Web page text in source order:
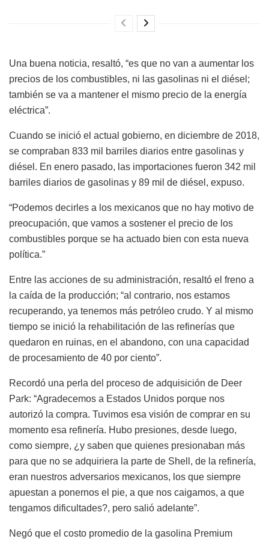
Una buena noticia, resaltó, “es que no van a aumentar los
precios de los combustibles, ni las gasolinas ni el diésel;
también se va a mantener el mismo precio de la energía
eléctrica”.
Cuando se inició el actual gobierno, en diciembre de 2018,
se compraban 833 mil barriles diarios entre gasolinas y
diésel. En enero pasado, las importaciones fueron 342 mil
barriles diarios de gasolinas y 89 mil de diésel, expuso.
“Podemos decirles a los mexicanos que no hay motivo de
preocupación, que vamos a sostener el precio de los
combustibles porque se ha actuado bien con esta nueva
política.”
Entre las acciones de su administración, resaltó el freno a
la caída de la producción; “al contrario, nos estamos
recuperando, ya tenemos más petróleo crudo. Y al mismo
tiempo se inició la rehabilitación de las refinerías que
quedaron en ruinas, en el abandono, con una capacidad
de procesamiento de 40 por ciento”.
Recordó una perla del proceso de adquisición de Deer
Park: “Agradecemos a Estados Unidos porque nos
autorizó la compra. Tuvimos esa visión de comprar en su
momento esa refinería. Hubo presiones, desde luego,
como siempre, ¿y saben que quienes presionaban más
para que no se adquiriera la parte de Shell, de la refinería,
eran nuestros adversarios mexicanos, los que siempre
apuestan a ponernos el pie, a que nos caigamos, a que
tengamos dificultades?, pero salió adelante”.
Negó que el costo promedio de la gasolina Premium